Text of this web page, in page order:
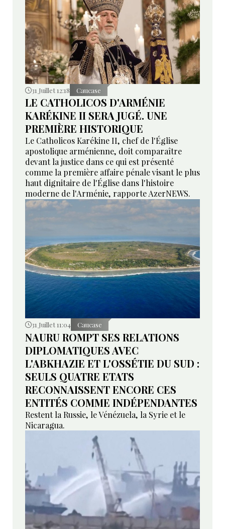
31 Juillet 12:18 Caucase
LE CATHOLICOS D'ARMÉNIE
KARÉKINE II SERA JUGÉ. UNE
PREMIÈRE HISTORIQUE
Le Catholicos Karékine II, chef de l'Église
apostolique arménienne, doit comparaître
devant la justice dans ce qui est présenté
comme la première affaire pénale visant le plus
haut dignitaire de l'Église dans l'histoire
moderne de l'Arménie, rapporte AzerNEWS.
31 Juillet 11:04 Caucase
NAURU ROMPT SES RELATIONS
DIPLOMATIQUES AVEC
L'ABKHAZIE ET L'OSSÉTIE DU SUD :
SEULS QUATRE ETATS
RECONNAISSENT ENCORE CES
ENTITÉS COMME INDÉPENDANTES
Restent la Russie, le Vénézuela, la Syrie et le
Nicaragua.